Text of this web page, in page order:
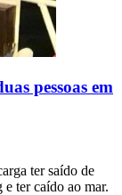
pessoas em
ter saído de
ter caído ao mar.